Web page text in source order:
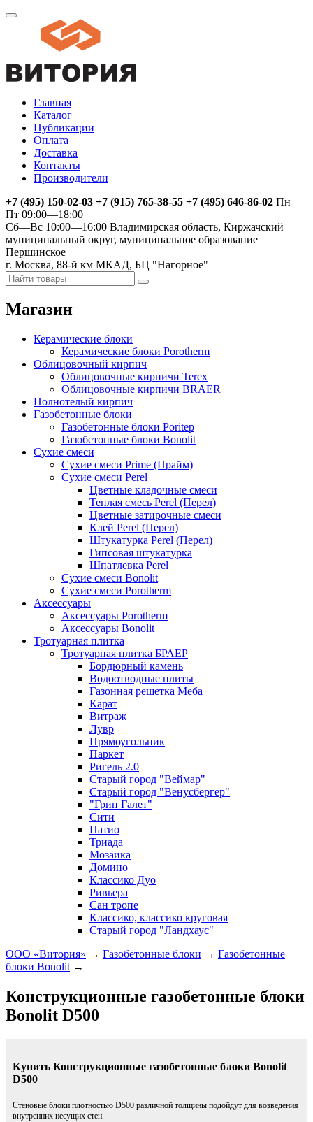
Главная
Каталог
Публикации
Оплата
Доставка
Контакты
Производители
+7 (495) 150-02-03 +7 (915) 765-38-55 +7 (495) 646-86-02 Пн—
Пт 09:00—18:00
Сб—Вс 10:00—16:00 Владимирская область, Киржачский
муниципальный округ, муниципальное образование
Першинское
г. Москва, 88-й км МКАД, БЦ "Нагорное"
Магазин
Керамические блоки
Керамические блоки Porotherm
Облицовочный кирпич
Облицовочные кирпичи Terex
Облицовочные кирпичи BRAER
Полнотелый кирпич
Газобетонные блоки
Газобетонные блоки Poritep
Газобетонные блоки Bonolit
Сухие смеси
Сухие смеси Prime (Прайм)
Сухие смеси Perel
Цветные кладочные смеси
Теплая смесь Perel (Перел)
Цветные затирочные смеси
Клей Perel (Перел)
Штукатурка Perel (Перел)
Гипсовая штукатурка
Шпатлевка Perel
Сухие смеси Bonolit
Сухие смеси Porotherm
Аксессуары
Аксессуары Porotherm
Аксессуары Bonolit
Тротуарная плитка
Тротуарная плитка БРАЕР
Бордюрный камень
Водоотводные плиты
Газонная решетка Меба
Карат
Витраж
Лувр
Прямоугольник
Паркет
Ригель 2.0
Старый город "Веймар"
Старый город "Венусбергер"
"Грин Галет"
Сити
Патио
Триада
Мозаика
Домино
Классико Дуо
Ривьера
Сан тропе
Классико, классико круговая
Старый город "Ландхаус"
ООО «Витория» → Газобетонные блоки → Газобетонные
блоки Bonolit →
Конструкционные газобетонные блоки
Bonolit D500
Купить Конструкционные газобетонные блоки Bonolit
D500
Стеновые блоки плотностью D500 различной толщины подойдут для возведения
внутренних несущих стен.